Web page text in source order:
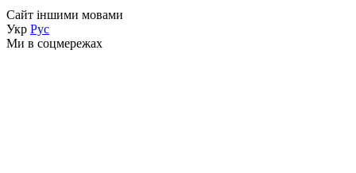
Сайт іншими мовами
Укр Рус
Ми в соцмережах